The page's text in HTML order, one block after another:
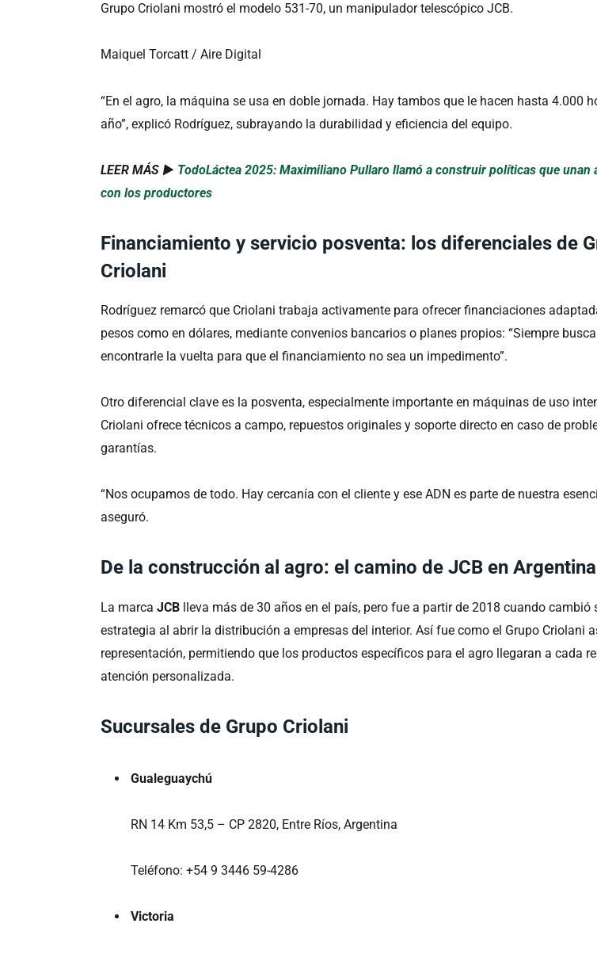
Grupo Criolani mostró el modelo 531-70, un manipulador telescópico JCB.
Maiquel Torcatt / Aire Digital
“En el agro, la máquina se usa en doble jornada. Hay tambos que le hacen hasta 4.000
año”, explicó Rodríguez, subrayando la durabilidad y eficiencia del equipo.
LEER MÁS ► TodoLáctea 2025: Maximiliano Pullaro llamó a construir políticas que unan
con los productores
Financiamiento y servicio posventa: los diferenciales de
Criolani
Rodríguez remarcó que Criolani trabaja activamente para ofrecer financiaciones
pesos como en dólares, mediante convenios bancarios o planes propios: “Siempre
encontrarle la vuelta para que el financiamiento no sea un impedimento”.
Otro diferencial clave es la posventa, especialmente importante en máquinas de uso
Criolani ofrece técnicos a campo, repuestos originales y soporte directo en caso de
garantías.
“Nos ocupamos de todo. Hay cercanía con el cliente y ese ADN es parte de nuestra
aseguró.
De la construcción al agro: el camino de JCB en Argentina
La marcaJCB lleva más de 30 años en el país, pero fue a partir de 2018 cuando cambió
estrategia al abrir la distribución a empresas del interior. Así fue como el Grupo Criolani
representación, permitiendo que los productos específicos para el agro llegaran a cada
atención personalizada.
Sucursales de Grupo Criolani
Gualeguaychú
RN 14 Km 53,5 – CP 2820, Entre Ríos, Argentina
Teléfono: +54 9 3446 59-4286
Victoria